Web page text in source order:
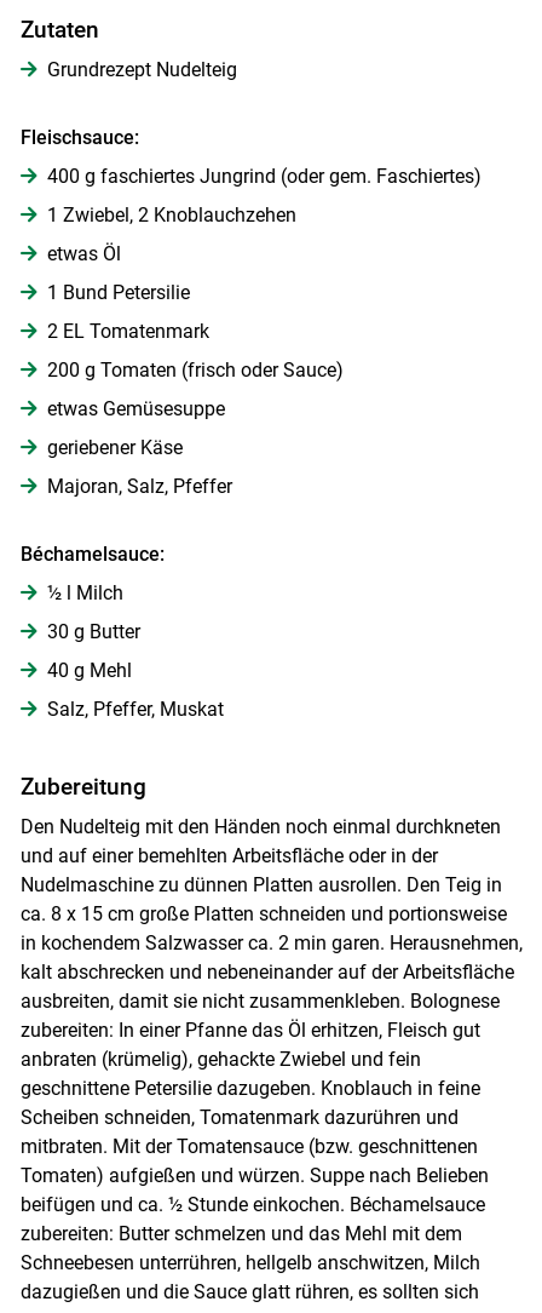
Skip to main content
Zutaten
Grundrezept Nudelteig
Fleischsauce:
400 g faschiertes Jungrind (oder gem. Faschiertes)
1 Zwiebel, 2 Knoblauchzehen
etwas Öl
1 Bund Petersilie
2 EL Tomatenmark
200 g Tomaten (frisch oder Sauce)
etwas Gemüsesuppe
geriebener Käse
Majoran, Salz, Pfeffer
Béchamelsauce:
½ l Milch
30 g Butter
40 g Mehl
Salz, Pfeffer, Muskat
Zubereitung
Den Nudelteig mit den Händen noch einmal durchkneten
und auf einer bemehlten Arbeitsfläche oder in der
Nudelmaschine zu dünnen Platten ausrollen. Den Teig in
ca. 8 x 15 cm große Platten schneiden und portionsweise
in kochendem Salzwasser ca. 2 min garen. Herausnehmen,
kalt abschrecken und nebeneinander auf der Arbeitsfläche
ausbreiten, damit sie nicht zusammenkleben. Bolognese
zubereiten: In einer Pfanne das Öl erhitzen, Fleisch gut
anbraten (krümelig), gehackte Zwiebel und fein
geschnittene Petersilie dazugeben. Knoblauch in feine
Scheiben schneiden, Tomatenmark dazurühren und
mitbraten. Mit der Tomatensauce (bzw. geschnittenen
Tomaten) aufgießen und würzen. Suppe nach Belieben
beifügen und ca. ½ Stunde einkochen. Béchamelsauce
zubereiten: Butter schmelzen und das Mehl mit dem
Schneebesen unterrühren, hellgelb anschwitzen, Milch
dazugießen und die Sauce glatt rühren, es sollten sich